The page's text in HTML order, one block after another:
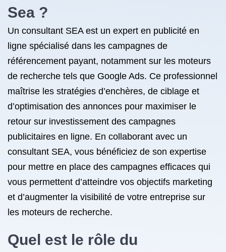
Sea ?
Un consultant SEA est un expert en publicité en
ligne spécialisé dans les campagnes de
référencement payant, notamment sur les moteurs
de recherche tels que Google Ads. Ce professionnel
maîtrise les stratégies d’enchères, de ciblage et
d’optimisation des annonces pour maximiser le
retour sur investissement des campagnes
publicitaires en ligne. En collaborant avec un
consultant SEA, vous bénéficiez de son expertise
pour mettre en place des campagnes efficaces qui
vous permettent d’atteindre vos objectifs marketing
et d’augmenter la visibilité de votre entreprise sur
les moteurs de recherche.
Quel est le rôle du